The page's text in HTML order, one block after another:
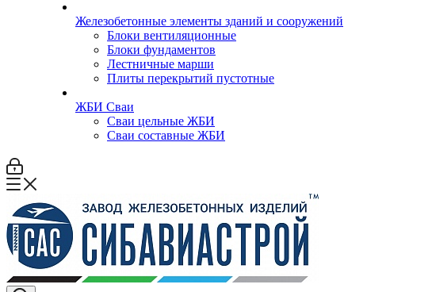
Железобетонные элементы зданий и сооружений
Блоки вентиляционные
Блоки фундаментов
Лестничные марши
Плиты перекрытий пустотные
ЖБИ Сваи
Сваи цельные ЖБИ
Сваи составные ЖБИ